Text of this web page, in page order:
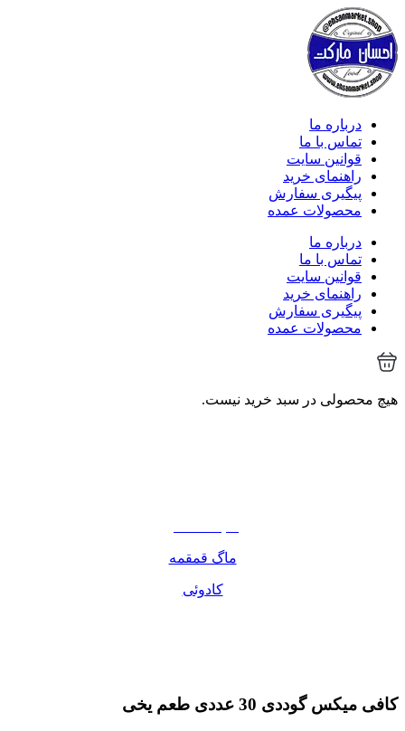
درباره ما
تماس با ما
قوانین سایت
راهنمای خرید
پیگیری سفارش
محصولات عمده
درباره ما
تماس با ما
قوانین سایت
راهنمای خرید
پیگیری سفارش
محصولات عمده
هیچ محصولی در سبد خرید نیست.
ماگ قمقمه
کادوئی
کافی میکس گوددی 30 عددی طعم یخی